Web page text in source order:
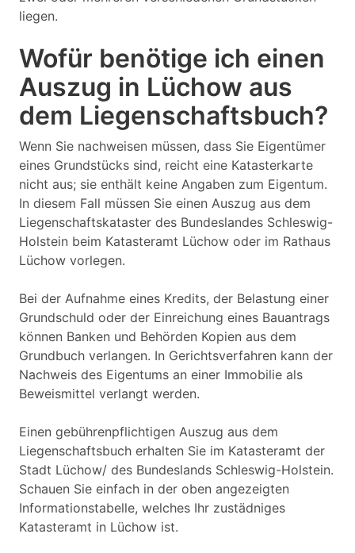
liegen.
Wofür benötige ich einen
Auszug in Lüchow aus
dem Liegenschaftsbuch?
Wenn Sie nachweisen müssen, dass Sie Eigentümer
eines Grundstücks sind, reicht eine Katasterkarte
nicht aus; sie enthält keine Angaben zum Eigentum.
In diesem Fall müssen Sie einen Auszug aus dem
Liegenschaftskataster des Bundeslandes Schleswig-
Holstein beim Katasteramt Lüchow oder im Rathaus
Lüchow vorlegen.
Bei der Aufnahme eines Kredits, der Belastung einer
Grundschuld oder der Einreichung eines Bauantrags
können Banken und Behörden Kopien aus dem
Grundbuch verlangen. In Gerichtsverfahren kann der
Nachweis des Eigentums an einer Immobilie als
Beweismittel verlangt werden.
Einen gebührenpflichtigen Auszug aus dem
Liegenschaftsbuch erhalten Sie im Katasteramt der
Stadt Lüchow/ des Bundeslands Schleswig-Holstein.
Schauen Sie einfach in der oben angezeigten
Informationstabelle, welches Ihr zustädniges
Katasteramt in Lüchow ist.